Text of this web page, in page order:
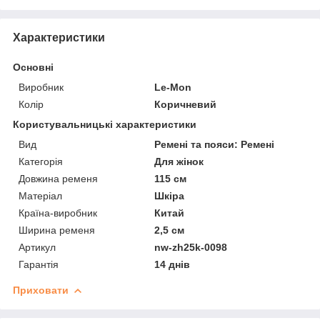
Характеристики
Основні
Виробник
Le-Mon
Колір
Коричневий
Користувальницькі характеристики
Вид
Ремені та пояси: Ремені
Категорія
Для жінок
Довжина ременя
115 см
Матеріал
Шкіра
Країна-виробник
Китай
Ширина ременя
2,5 см
Артикул
nw-zh25k-0098
Гарантія
14 днів
Приховати